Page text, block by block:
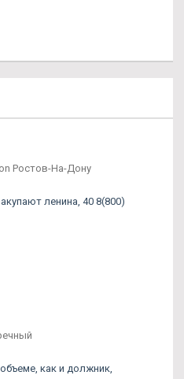
Ростов-На-Дону
ленина, 40 8(800)
как и должник,